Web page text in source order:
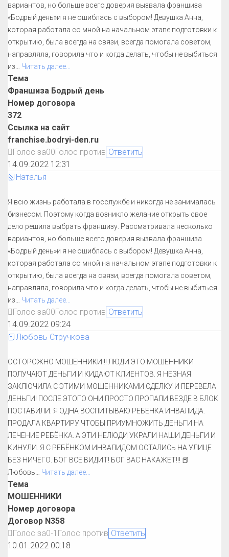
вариантов, но больше всего доверия вызвала франшиза
«Бодрый день»и я не ошиблась с выбором! Девушка Анна,
которая работала со мной на начальном этапе подготовки к
открытию, была всегда на связи, всегда помогала советом,
направляла, говорила что и когда делать, чтобы не выбиться
из
Читать далее...
Тема
Франшиза Бодрый день
Номер договора
372
Ссылка на сайт
franchise.bodryi-den.ru
Голос за00Голос против Ответить
14.09.2022 12:31
📗Наталья
Я всю жизнь работала в госслужбе и никогда не занималась
бизнесом. Поэтому когда возникло желание открыть свое
дело решила выбрать франшизу. Рассматривала несколько
вариантов, но больше всего доверия вызвала франшиза
«Бодрый день»и я не ошиблась с выбором! Девушка Анна,
которая работала со мной на начальном этапе подготовки к
открытию, была всегда на связи, всегда помогала советом,
направляла, говорила что и когда делать, чтобы не выбиться
из
Читать далее...
Голос за00Голос против Ответить
14.09.2022 09:24
📕Любовь Стручкова
ОСТОРОЖНО МОШЕННИКИ!!! ЛЮДИ ЭТО МОШЕННИКИ
ПОЛУЧАЮТ ДЕНЬГИ И КИДАЮТ КЛИЕНТОВ. Я НЕЗНАЯ
ЗАКЛЮЧИЛА С ЭТИМИ МОШЕННИКАМИ СДЕЛКУ И ПЕРЕВЕЛА
ДЕНЬГИ! ПОСЛЕ ЭТОГО ОНИ ПРОСТО ПРОПАЛИ ВЕЗДЕ В БЛОК
ПОСТАВИЛИ. Я ОДНА ВОСПИТЫВАЮ РЕБЁНКА ИНВАЛИДА.
ПРОДАЛА КВАРТИРУ ЧТОБЫ ПРИУМНОЖИТЬ ДЕНЬГИ НА
ЛЕЧЕНИЕ РЕБЁНКА. А ЭТИ НЕЛЮДИ УКРАЛИ НАШИ ДЕНЬГИ И
КИНУЛИ. Я С РЕБЁНКОМ ИНВАЛИДОМ ОСТАЛИСЬ НА УЛИЦЕ
БЕЗ НИЧЕГО. БОГ ВСЕ ВИДИТ! БОГ ВАС НАКАЖЕТ!!! 📕
Любовь
Читать далее...
Тема
МОШЕННИКИ
Номер договора
Договор N358
Голос за0-1 Голос против Ответить
10.01.2022 00:18